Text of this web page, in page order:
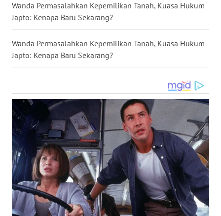
Wanda Permasalahkan Kepemilikan Tanah, Kuasa Hukum
Japto: Kenapa Baru Sekarang?
Wanda Permasalahkan Kepemilikan Tanah, Kuasa Hukum
Japto: Kenapa Baru Sekarang?
WN
KALTENG
WN
KALTARA
WN
KALSEL
WN
KALTIM
WN
SULSEL
WN
GORONTALO